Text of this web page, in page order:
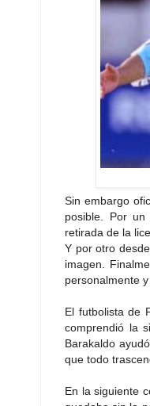
Sin embargo
posible. Por
retirada de la
Y por otro
imagen.
personalmente
El futbolista de
comprendió la
Barakaldo
que todo
En la siguiente